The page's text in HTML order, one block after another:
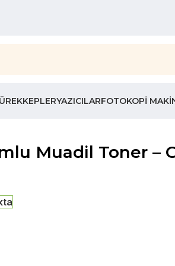
YAZICILARFOTOKOPI
Muadil Toner –